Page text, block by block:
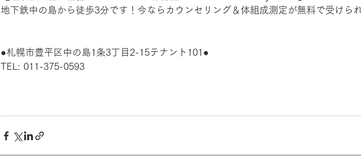
地下鉄中の島から徒歩3分です！今ならカウンセリング＆体組成測定が無料で受けら
●札幌市豊平区中の島1条3丁目2-15テナント101●
TEL: 011-375-0593